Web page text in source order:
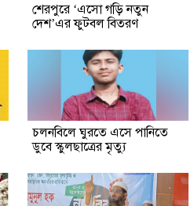
শেরপুরে ‘এসো গড়ি নতুন
দেশ’এর ফুটবল বিতরণ
চলনবিলে ঘুরতে এসে পানিতে
ডুবে স্কুলছাত্রের মৃত্যু